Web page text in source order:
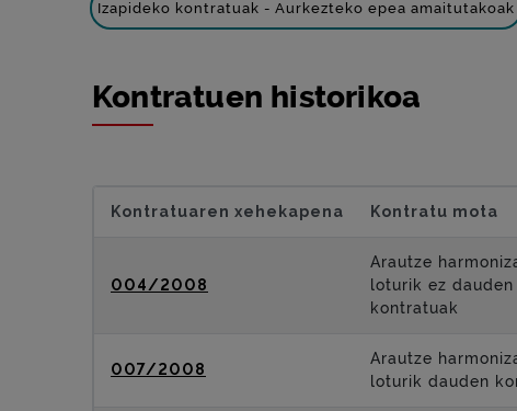
Izapideko kontratuak - Aurkezteko epea amaitutakoak
Kontratuen historikoa
Kontratuaren xehekapena Kontratu mota
004/2008
Arautze
loturik ez dauden
kontratuak
007/2008
Arautze
loturik dauden